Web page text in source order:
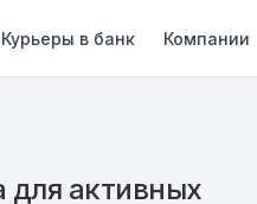
Курьеры в банк Компании
для активных